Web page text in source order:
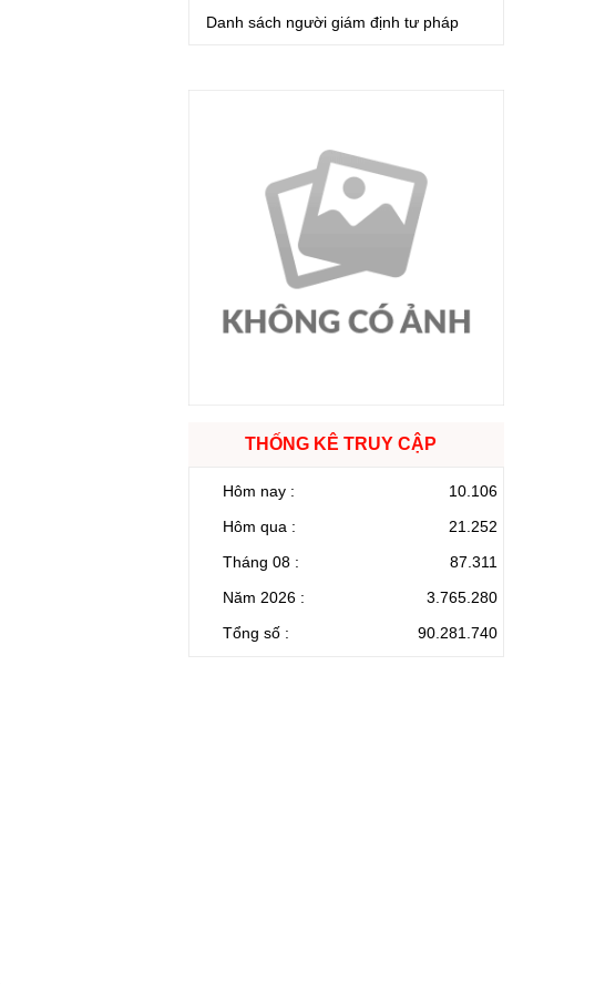
Danh sách người giám định tư pháp
THỐNG KÊ TRUY CẬP
Hôm nay :
10.106
Hôm qua :
21.252
Tháng 08 :
87.311
Năm 2026 :
3.765.280
Tổng số :
90.281.740